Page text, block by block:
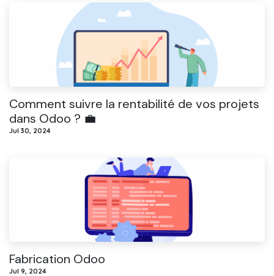
Comment suivre la rentabilité de vos projets
dans Odoo ? 💼
Jul 30, 2024
Fabrication Odoo
Jul 9, 2024